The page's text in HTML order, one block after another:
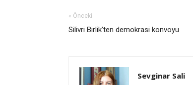
« Önceki
Silivri Birlik’ten demokrasi konvoyu
Sevginar Sali